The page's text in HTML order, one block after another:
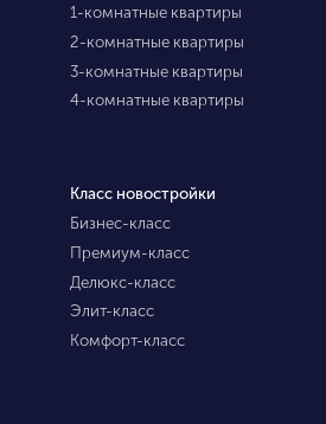
1-комнатные квартиры
2-комнатные квартиры
3-комнатные квартиры
4-комнатные квартиры
Класс новостройки
Бизнес-класс
Премиум-класс
Делюкс-класс
Элит-класс
Комфорт-класс